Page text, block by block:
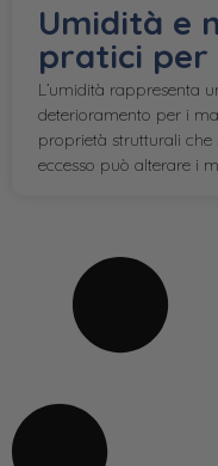
Umidità e
pratici
L’umidità rappresenta
deterioramento per i
proprietà strutturali che
eccesso può alterare i